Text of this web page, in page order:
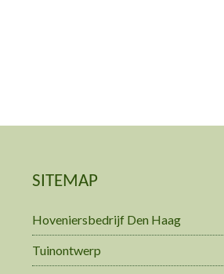
SITEMAP
Hoveniersbedrijf Den Haag
Tuinontwerp